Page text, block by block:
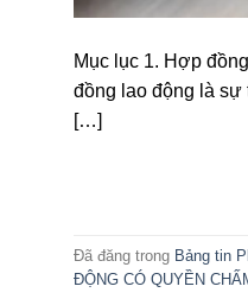
Mục lục 1. Hợp
đồng lao động là
[…]
Đã đăng trong Bảng tin
ĐỘNG CÓ QUYỀN